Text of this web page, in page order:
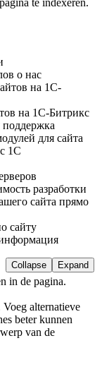
te indexeren.
о нас
на 1С-
на 1С-Битрикс
поддержка
для сайта
1С
разработки
сайта прямо
сайту
Expand
Collapse
in de pagina.
alternatieve
beter kunnen
van de